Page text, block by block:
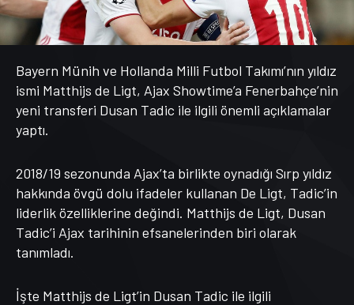
Bayern Münih ve Hollanda Milli Futbol Takımı’nın yıldız
ismi Matthijs de Ligt, Ajax Showtime’a Fenerbahçe’nin
yeni transferi Dusan Tadic ile ilgili önemli açıklamalar
yaptı.
2018/19 sezonunda Ajax’ta birlikte oynadığı Sırp yıldız
hakkında övgü dolu ifadeler kullanan De Ligt, Tadic’in
liderlik özelliklerine değindi. Matthijs de Ligt, Dusan
Tadic’i Ajax tarihinin efsanelerinden biri olarak
tanımladı.
İşte Matthijs de Ligt’in Dusan Tadic ile ilgili